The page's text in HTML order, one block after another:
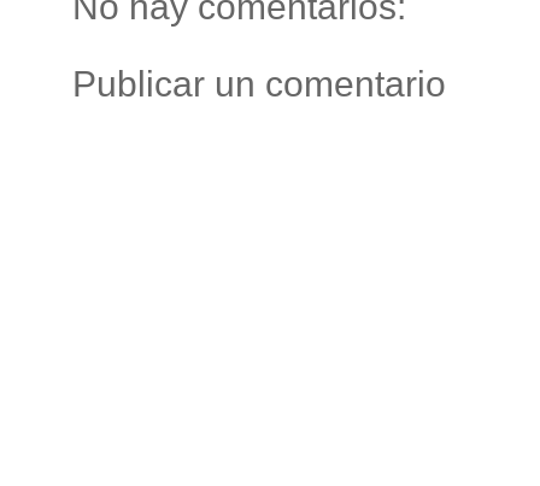
Publicar un comentario